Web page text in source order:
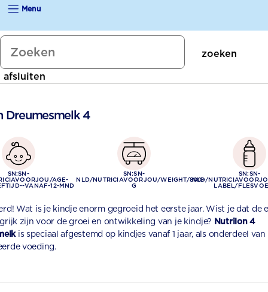
Flesvoeding op maat
Is alle opvolgmelk hetzelfde?
Verschil opvolgmelk en dreumesmelk
10 tips om samen in balans te blijven
Nutrilon Tabs
Nutrilon Dreumesmelk
Nutrilon Opvolgmelk Economy Verpakking
Nutrilon Opvolgmelk Voordeelverpakking
Meest gestelde vragen
10 voordelen van Nutrilon
Ouders over Nutrilon
Menu
zoeken
afsluiten
Dreumesmelk 4
SN:SN-
AGE-
VANAF-12-MND
SN:SN-
NLD/NUTRICIAVOORJOU/WEIGHT/800-
G
SN:SN-
NLD/
LABEL/
Wat is je kindje enorm gegroeid het eerste jaar. Wist je dat de
zijn voor de groei en ontwikkeling van je kindje? Nutrilon 4
is speciaal afgestemd op kindjes vanaf 1 jaar, als onderdeel
voeding.